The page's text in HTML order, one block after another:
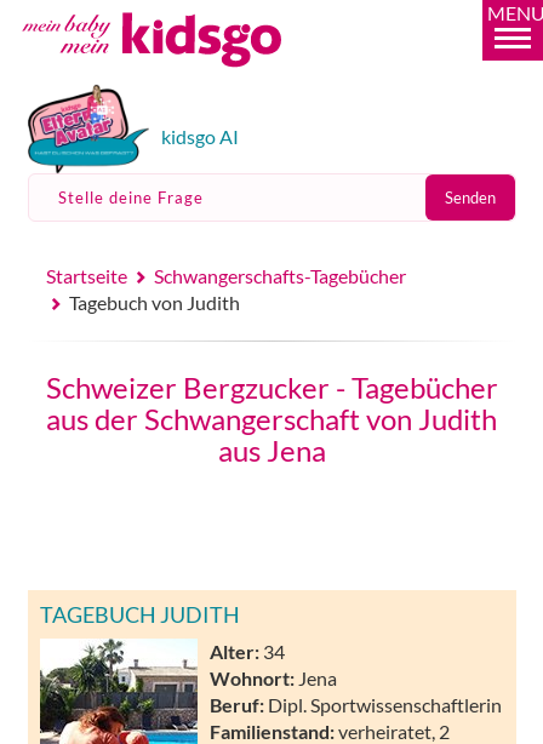
kidsgo AI
Stelle deine Frage Senden
Startseite
Schwangerschafts-Tagebücher
Tagebuch von Judith
Schweizer Bergzucker - Tagebücher
aus der Schwangerschaft von Judith
aus Jena
TAGEBUCH JUDITH
Alter: 34
Wohnort: Jena
Beruf: Dipl. Sportwissenschaftlerin
Familienstand:verheiratet, 2